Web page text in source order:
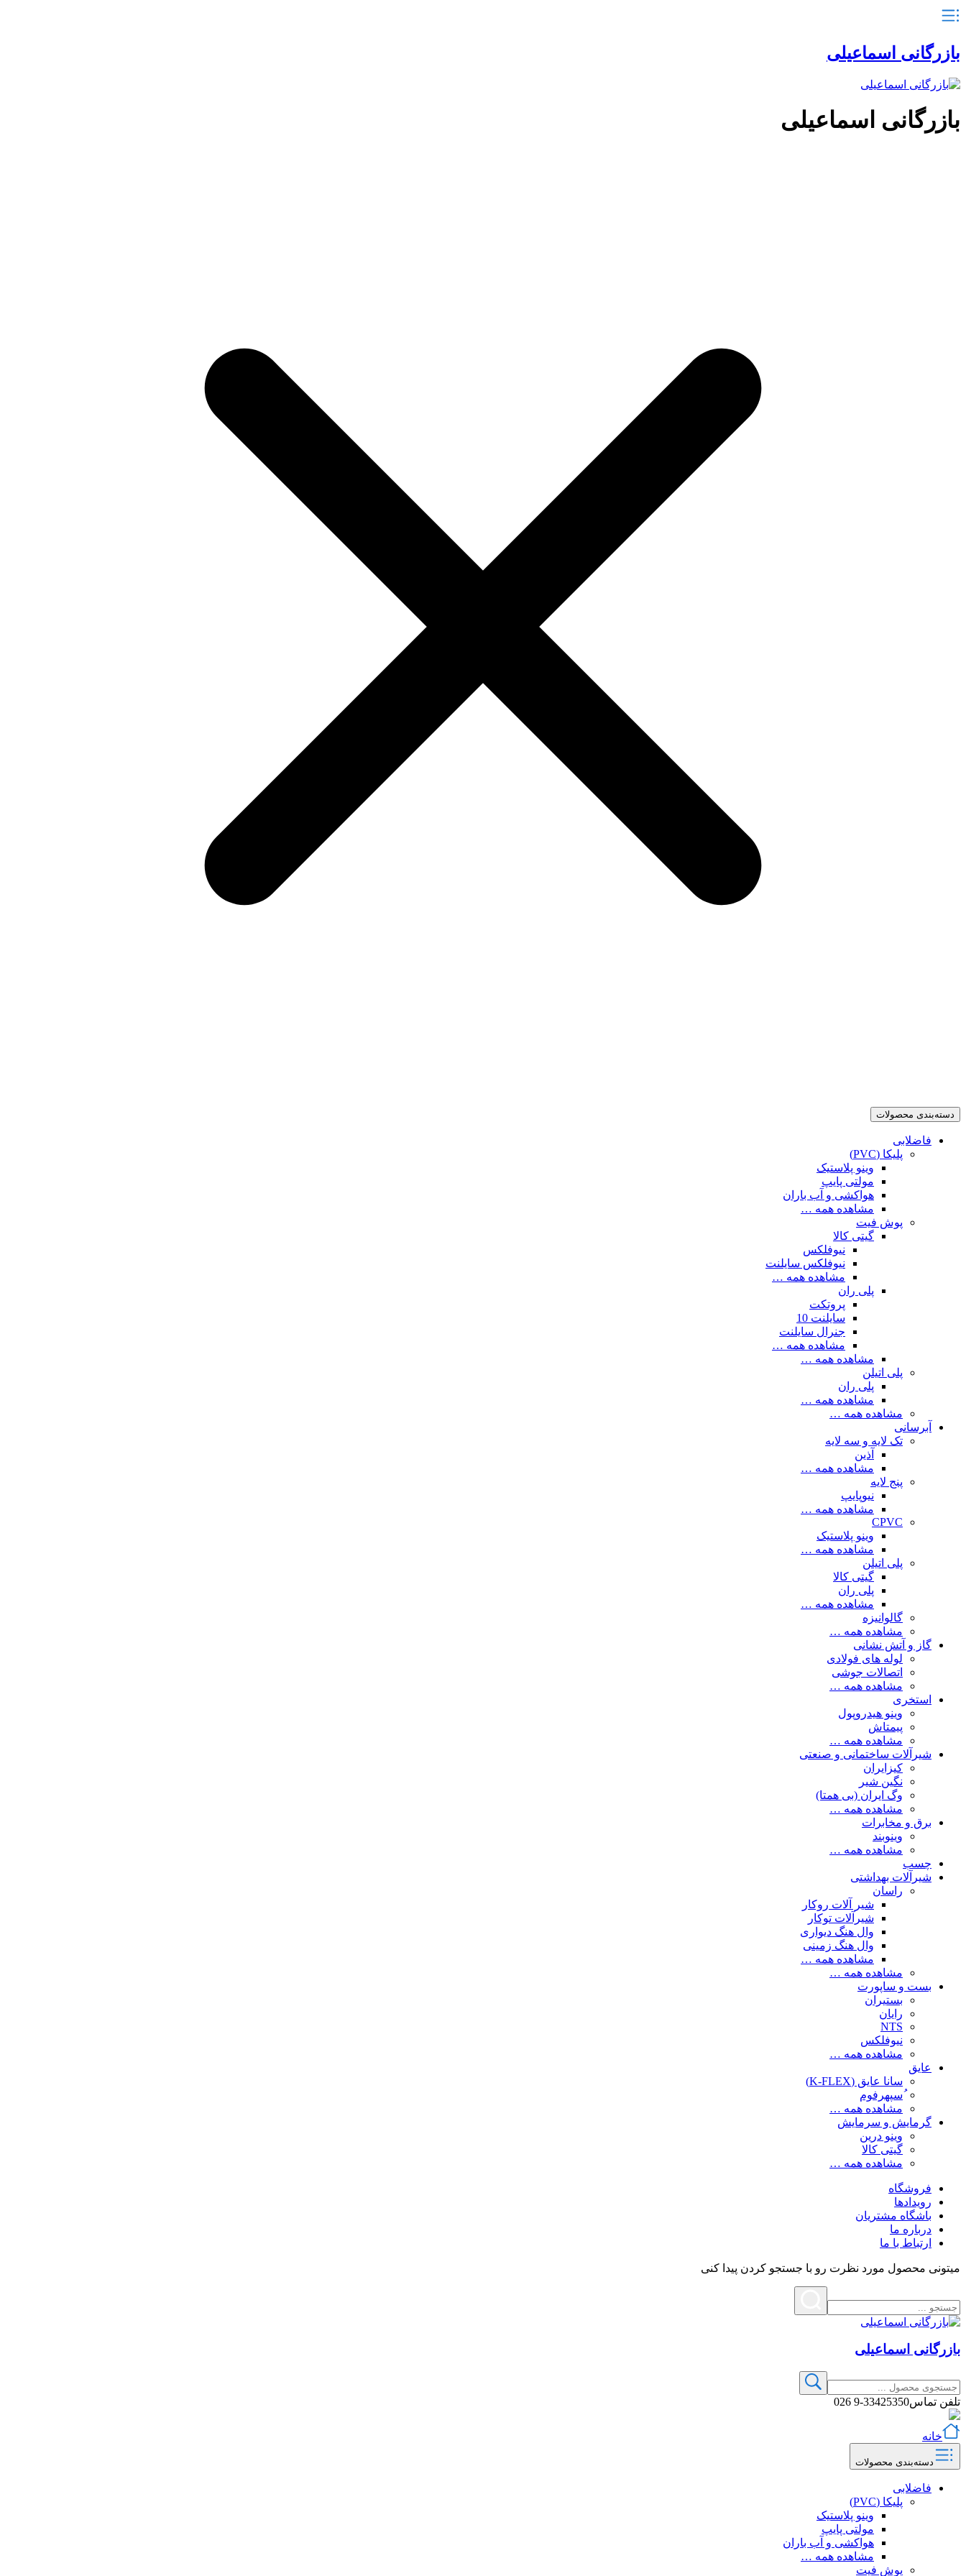
بازرگانی اسماعیلی
بازرگانی اسماعیلی
دسته‌بندی محصولات
فاضلابی
پلیکا (PVC)
وینو پلاستیک
مولتی پایپ
هواکشی و آب باران
مشاهده همه …
پوش فیت
گیتی کالا
نیوفلکس
نیوفلکس سایلنت
مشاهده همه …
پلی ران
پروتکت
سایلنت 10
جنرال سایلنت
مشاهده همه …
مشاهده همه …
پلی اتیلن
پلی ران
مشاهده همه …
مشاهده همه …
آبرسانی
تک لایه و سه لایه
آذین
مشاهده همه …
پنج لایه
نیوپایپ
مشاهده همه …
CPVC
وینو پلاستیک
مشاهده همه …
پلی اتیلن
گیتی کالا
پلی ران
مشاهده همه …
گالوانیزه
مشاهده همه …
گاز و آتش نشانی
لوله های فولادی
اتصالات جوشی
مشاهده همه …
استخری
وینو هیدروپول
پیمتاش
مشاهده همه …
شیرآلات ساختمانی و صنعتی
کیزایران
نگین شیر
وگ ایران (بی همتا)
مشاهده همه …
برق و مخابرات
وینوبند
مشاهده همه …
چسب
شیرآلات بهداشتی
راسان
شیر آلات روکار
شیرآلات توکار
وال هنگ دیواری
وال هنگ زمینی
مشاهده همه …
مشاهده همه …
بست و ساپورت
بستیران
رایان
NTS
نیوفلکس
مشاهده همه …
عایق
سانا عایق (K-FLEX)
ُسپهرفوم
مشاهده همه …
گرمایش و سرمایش
وینو درین
گیتی کالا
مشاهده همه …
فروشگاه
رویدادها
باشگاه مشتریان
درباره ما
ارتباط با ما
میتونی محصول مورد نظرت رو با جستجو کردن پیدا کنی
بازرگانی اسماعیلی
تلفن تماس33425350-9 026
خانه
دسته‌بندی محصولات
فاضلابی
پلیکا (PVC)
وینو پلاستیک
مولتی پایپ
هواکشی و آب باران
مشاهده همه …
پوش فیت